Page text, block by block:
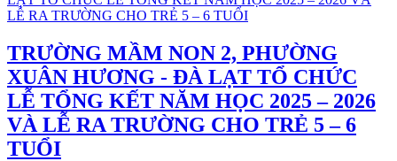
TRƯỜNG MẦM NON 2, PHƯỜNG
XUÂN HƯƠNG - ĐÀ LẠT TỔ CHỨC
LỄ TỔNG KẾT NĂM HỌC 2025 – 2026
VÀ LỄ RA TRƯỜNG CHO TRẺ 5 – 6
TUỔI